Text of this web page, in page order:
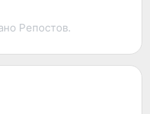
Репостов.